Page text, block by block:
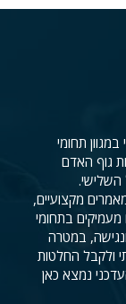
תחומי
גוף האדם
השלישי.
מקצועיים,
בתחומי
במטרה
ולקבל החלטות
נמצא כאן